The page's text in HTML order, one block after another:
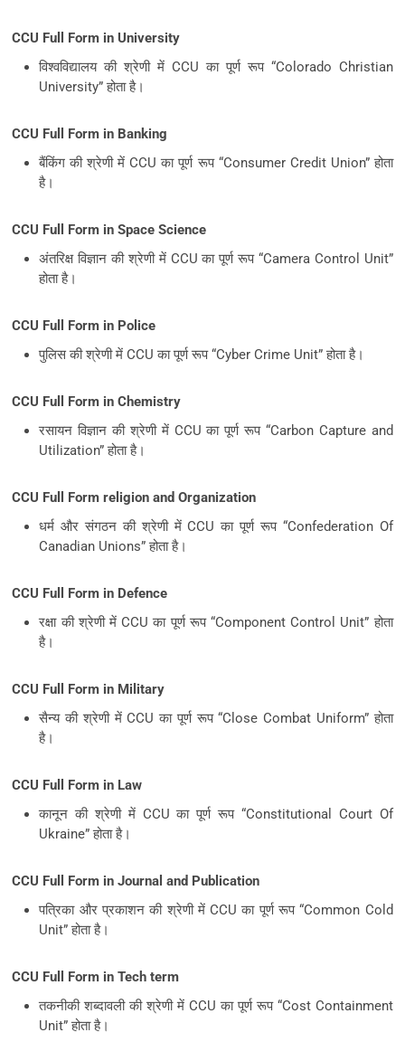
CCU Full Form in University
विश्वविद्यालय की श्रेणी में CCU का पूर्ण रूप “Colorado Christian
University” होता है।
CCU Full Form in Banking
बैंकिंग की श्रेणी में CCU का पूर्ण रूप “Consumer Credit Union” होता
है।
CCU Full Form in Space Science
अंतरिक्ष विज्ञान की श्रेणी में CCU का पूर्ण रूप “Camera Control Unit”
होता है।
CCU Full Form in Police
पुलिस की श्रेणी में CCU का पूर्ण रूप “Cyber Crime Unit” होता है।
CCU Full Form in Chemistry
रसायन विज्ञान की श्रेणी में CCU का पूर्ण रूप “Carbon Capture and
Utilization” होता है।
CCU Full Form religion and Organization
धर्म और संगठन की श्रेणी में CCU का पूर्ण रूप “Confederation Of
Canadian Unions” होता है।
CCU Full Form in Defence
रक्षा की श्रेणी में CCU का पूर्ण रूप “Component Control Unit” होता
है।
CCU Full Form in Military
सैन्य की श्रेणी में CCU का पूर्ण रूप “Close Combat Uniform” होता
है।
CCU Full Form in Law
कानून की श्रेणी में CCU का पूर्ण रूप “Constitutional Court Of
Ukraine” होता है।
CCU Full Form in Journal and Publication
पत्रिका और प्रकाशन की श्रेणी में CCU का पूर्ण रूप “Common Cold
Unit” होता है।
CCU Full Form in Tech term
तकनीकी शब्दावली की श्रेणी में CCU का पूर्ण रूप “Cost Containment
Unit” होता है।